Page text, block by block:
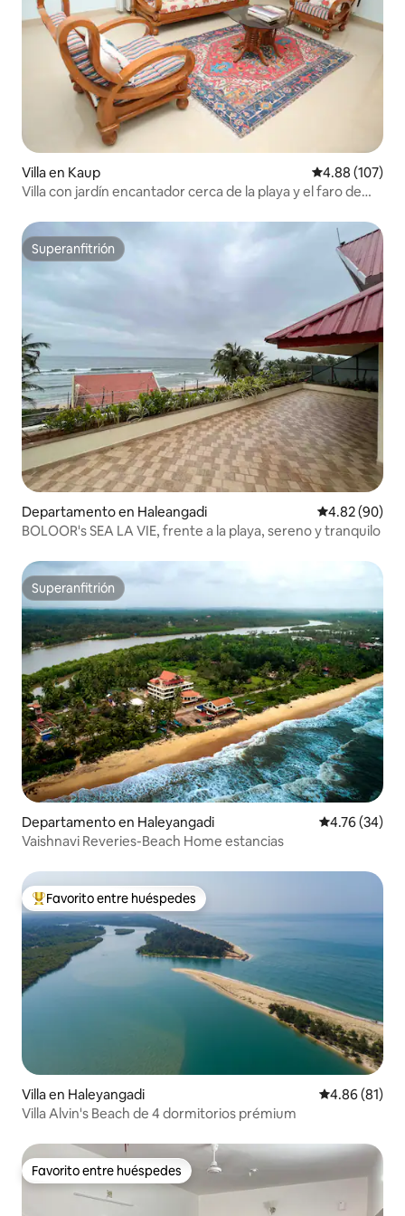
Villa en Kaup Calificación
4.88 (107)
Villa con jardín encantador cerca de la playa y el faro de
Superanfitrión
Superanfitrión
Departamento en Haleangadi Calificación
4.82 (90)
BOLOOR's SEA LA VIE, frente a la playa, sereno y tranquilo
Superanfitrión
Superanfitrión
Departamento en Haleyangadi Calificación
4.76 (34)
Vaishnavi Reveries-Beach Home estancias
De los mejores en Favorito entre huéspedes
Favorito entre huéspedes
Villa en Haleyangadi Calificación
4.86 (81)
Villa Alvin's Beach de 4 dormitorios prémium
Favorito entre huéspedes
Favorito entre huéspedes